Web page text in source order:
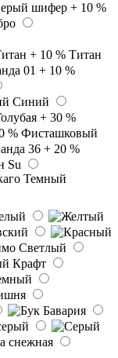
Титан
Синий
Фисташковый
Su
Темный